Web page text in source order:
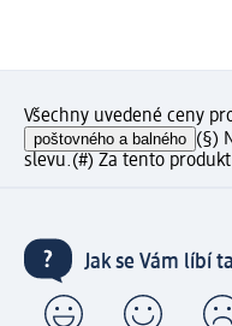
Všechny uvedené ceny
poštovného a balného (§)
slevu.(#) Za tento
Jak se Vám líbí